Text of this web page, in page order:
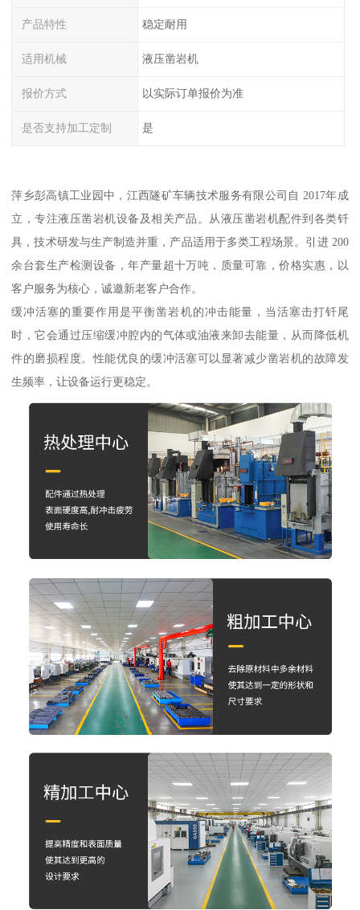
产品特性 稳定耐用
适用机械 液压凿岩机
报价方式 以实际订单报价为准
是否支持加工定制 是
萍乡彭高镇工业园中，江西隧矿车辆技术服务有限公司自 2017年成
立，专注液压凿岩机设备及相关产品。从液压凿岩机配件到各类钎
具，技术研发与生产制造并重，产品适用于多类工程场景。引进 200
余台套生产检测设备，年产量超十万吨，质量可靠，价格实惠，以
客户服务为核心，诚邀新老客户合作。
缓冲活塞的重要作用是平衡凿岩机的冲击能量，当活塞击打钎尾
时，它会通过压缩缓冲腔内的气体或油液来卸去能量，从而降低机
件的磨损程度。性能优良的缓冲活塞可以显著减少凿岩机的故障发
生频率，让设备运行更稳定。